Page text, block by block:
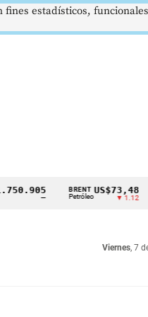
BRENT
Petróleo
US$73,48
▼ 1.12
ORO
Viernes, 7
estadísticos,